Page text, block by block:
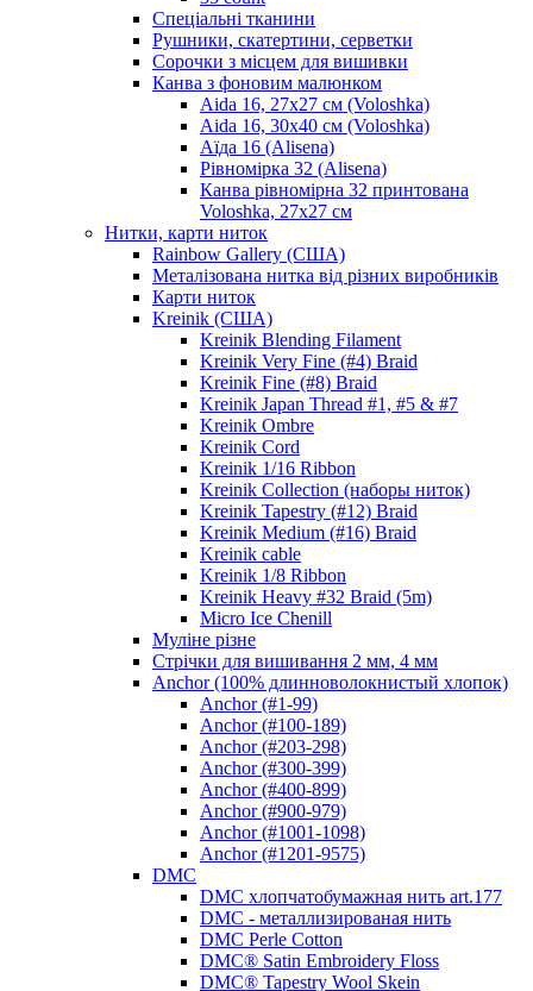
Спеціальні тканини
Рушники, скатертини, серветки
Сорочки з місцем для вишивки
Канва з фоновим малюнком
Aida 16, 27х27 см (Voloshka)
Aida 16, 30х40 см (Voloshka)
Аїда 16 (Alisena)
Рівномірка 32 (Alisena)
Канва рівномірна 32 принтована
Voloshka, 27х27 см
Нитки, карти ниток
Rainbow Gallery (США)
Металізована нитка від різних виробників
Карти ниток
Kreinik (США)
Kreinik Blending Filament
Kreinik Very Fine (#4) Braid
Kreinik Fine (#8) Braid
Kreinik Japan Thread #1, #5 & #7
Kreinik Ombre
Kreinik Cord
Kreinik 1/16 Ribbon
Kreinik Collection (наборы ниток)
Kreinik Tapestry (#12) Braid
Kreinik Medium (#16) Braid
Kreinik cable
Kreinik 1/8 Ribbon
Kreinik Heavy #32 Braid (5m)
Micro Ice Chenill
Муліне різне
Стрічки для вишивання 2 мм, 4 мм
Anchor (100% длинноволокнистый хлопок)
Anchor (#1-99)
Anchor (#100-189)
Anchor (#203-298)
Anchor (#300-399)
Anchor (#400-899)
Anchor (#900-979)
Anchor (#1001-1098)
Anchor (#1201-9575)
DMC
DMC хлопчатобумажная нить art.177
DMC - металлизированая нить
DMC Perle Cotton
DMC® Satin Embroidery Floss
DMC® Tapestry Wool Skein